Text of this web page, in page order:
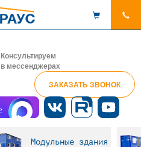
Консультируем
в мессенджерах
ЗАКАЗАТЬ ЗВОНОК
Модульные здания